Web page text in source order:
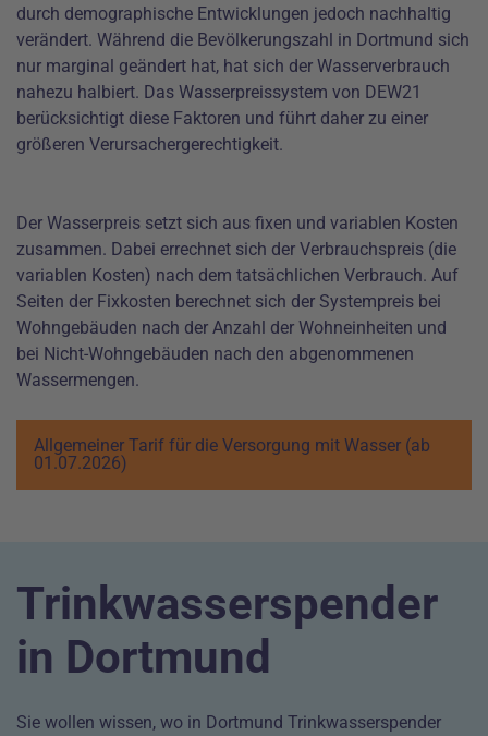
durch demographische Entwicklungen jedoch nachhaltig
verändert. Während die Bevölkerungszahl in Dortmund sich
nur marginal geändert hat, hat sich der Wasserverbrauch
nahezu halbiert. Das Wasserpreissystem von DEW21
berücksichtigt diese Faktoren und führt daher zu einer
größeren Verursachergerechtigkeit.
Der Wasserpreis setzt sich aus fixen und variablen Kosten
zusammen. Dabei errechnet sich der Verbrauchspreis (die
variablen Kosten) nach dem tatsächlichen Verbrauch. Auf
Seiten der Fixkosten berechnet sich der Systempreis bei
Wohngebäuden nach der Anzahl der Wohneinheiten und
bei Nicht-Wohngebäuden nach den abgenommenen
Wassermengen.
Allgemeiner Tarif für die Versorgung mit Wasser (ab
01.07.2026)
Trinkwasserspender
in Dortmund
Sie wollen wissen, wo in Dortmund Trinkwasserspender